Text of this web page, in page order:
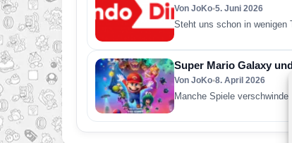
Von JoKo•5. Juni 2026
Steht uns schon in wenigen
Super Mario Galaxy
Von JoKo•8. April 2026
Manche Spiele